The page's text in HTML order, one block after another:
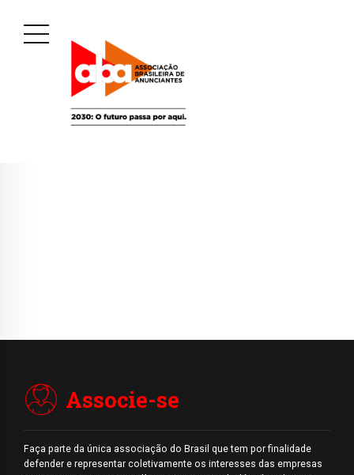
Associe-se
Faça parte da única associação do Brasil que tem por finalidade
defender e representar coletivamente os interesses das empresas